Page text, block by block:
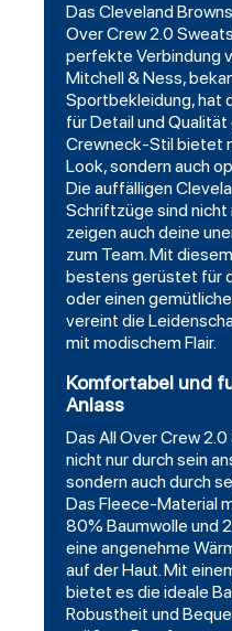
Das Cleveland
Over Crew 2.0
perfekte Verbindung
Mitchell & Ness,
Sportbekleidung, hat
für Detail und
Crewneck-Stil bietet
Look, sondern auch
Die auffälligen
Schriftzüge sind nicht
zeigen auch deine
zum Team. Mit
bestens gerüstet für
oder einen
vereint die
mit modischem Flair.
Komfortabel und
Anlass
Das All Over Crew
nicht nur durch sein
sondern auch durch
Das Fleece-Material
80% Baumwolle und
eine angenehme
auf der Haut. Mit
bietet es die ideale
Robustheit und